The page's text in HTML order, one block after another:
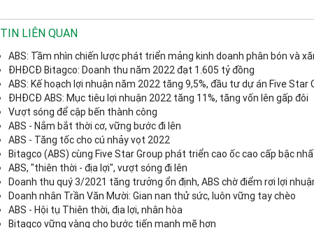
TIN LIÊN QUAN
ABS: Tầm nhìn chiến lược phát triển mảng kinh doanh phân bón và
ĐHĐCĐ Bitagco: Doanh thu năm 2022 đạt 1.605 tỷ đồng
ABS: Kế hoạch lợi nhuận năm 2022 tăng 9,5%, đầu tư dự án Five Star
ĐHĐCĐ ABS: Mục tiêu lợi nhuận 2022 tăng 11%, tăng vốn lên gấp đôi
Vượt sóng để cập bến thành công
ABS - Nắm bắt thời cơ, vững bước đi lên
ABS - Tăng tốc cho cú nhảy vọt 2022
Bitagco (ABS) cùng Five Star Group phát triển cao ốc cao cấp bậc
ABS, "thiên thời - địa lợi", vượt sóng đi lên
Doanh thu quý 3/2021 tăng trưởng ổn định, ABS chờ điểm rơi lợi
Doanh nhân Trần Văn Mười: Gian nan thử sức, luôn vững tay chèo
ABS - Hội tụ Thiên thời, địa lợi, nhân hòa
Bitagco vững vàng cho bước tiến mạnh mẽ hơn